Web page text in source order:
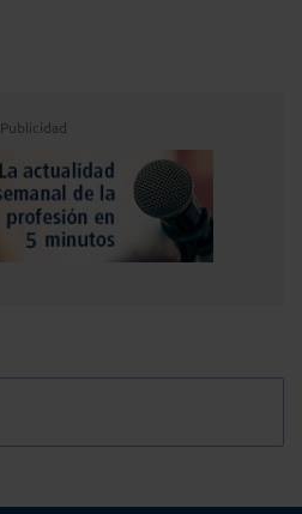
Publicidad